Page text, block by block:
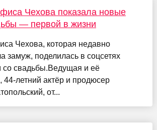
Чехова показала новые
— первой в жизни
Чехова, которая недавно
замуж, поделилась в соцсетях
свадьбы.Ведущая и её
летний актёр и продюсер
от...